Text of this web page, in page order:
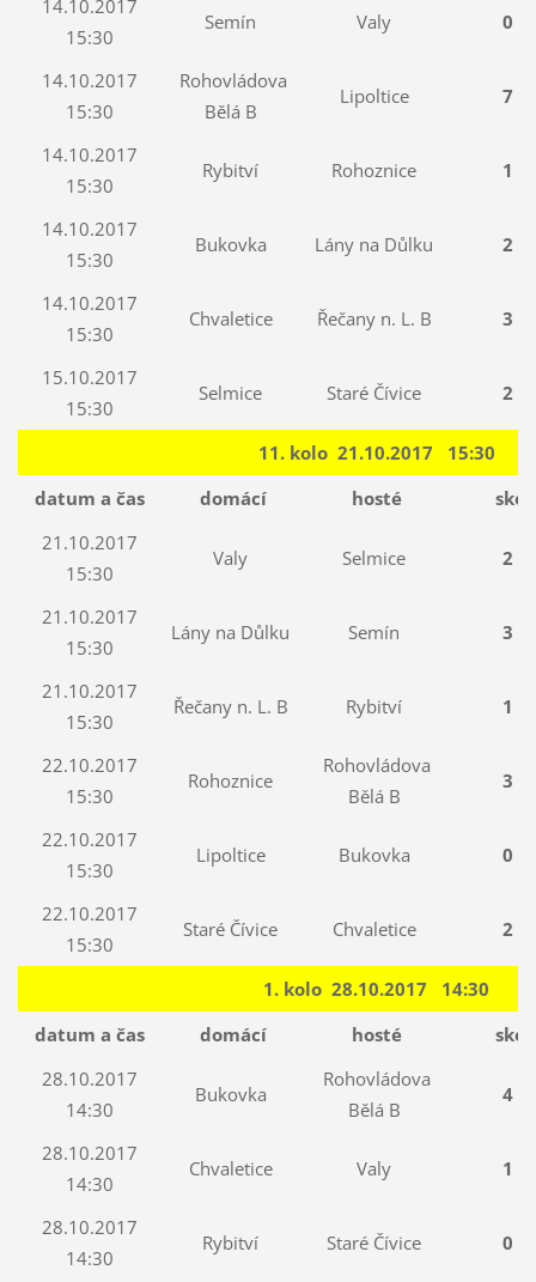
14.10.2017
15:30
Semín Valy 0 :
14.10.2017
15:30
Rohovládova
Bělá B
Lipoltice 7 :
14.10.2017
15:30
Rybitví Rohoznice 1 :
14.10.2017
15:30
Bukovka Lány na Důlku 2 :
14.10.2017
15:30
Chvaletice Řečany n. L. B 3 :
15.10.2017
15:30
Selmice Staré Čívice 2 :
11. kolo 21.10.2017 15:30
datum a čas
domácí hosté
21.10.2017
15:30
Valy Selmice 2 :
21.10.2017
15:30
Lány na Důlku Semín 3 :
21.10.2017
15:30
Řečany n. L. B Rybitví 1 :
22.10.2017
15:30
Rohoznice
Rohovládova
Bělá B
3 :
22.10.2017
15:30
Lipoltice Bukovka 0 :
22.10.2017
15:30
Staré Čívice Chvaletice 2 :
1. kolo 28.10.2017 14:30
datum a čas
domácí hosté
28.10.2017
14:30
Bukovka
Rohovládova
Bělá B
4 :
28.10.2017
14:30
Chvaletice Valy 1 :
28.10.2017
14:30
Rybitví Staré Čívice 0 :